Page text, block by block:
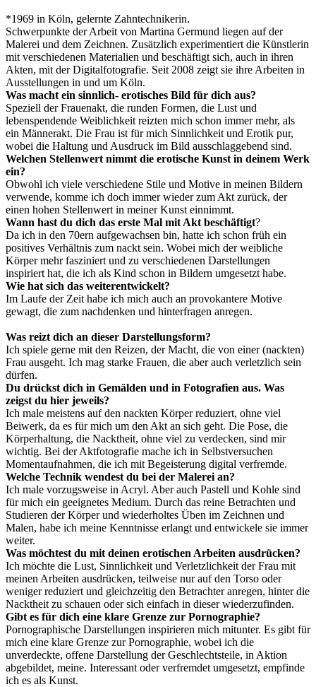
*1969 in Köln, gelernte Zahntechnikerin.
Schwerpunkte der Arbeit von Martina Germund liegen auf der
Malerei und dem Zeichnen. Zusätzlich experimentiert die Künstlerin
mit verschiedenen Materialien und beschäftigt sich, auch in ihren
Akten, mit der Digitalfotografie. Seit 2008 zeigt sie ihre Arbeiten in
Ausstellungen in und um Köln.
Was macht ein sinnlich- erotisches Bild für dich aus?
Speziell der Frauenakt, die runden Formen, die Lust und
lebenspendende Weiblichkeit reizten mich schon immer mehr, als
ein Männerakt. Die Frau ist für mich Sinnlichkeit und Erotik pur,
wobei die Haltung und Ausdruck im Bild ausschlaggebend sind.
Welchen Stellenwert nimmt die erotische Kunst in deinem Werk
ein?
Obwohl ich viele verschiedene Stile und Motive in meinen Bildern
verwende, komme ich doch immer wieder zum Akt zurück, der
einen hohen Stellenwert in meiner Kunst einnimmt.
Wann hast du dich das erste Mal mit Akt beschäftigt?
Da ich in den 70ern aufgewachsen bin, hatte ich schon früh ein
positives Verhältnis zum nackt sein. Wobei mich der weibliche
Körper mehr fasziniert und zu verschiedenen Darstellungen
inspiriert hat, die ich als Kind schon in Bildern umgesetzt habe.
Wie hat sich das weiterentwickelt?
Im Laufe der Zeit habe ich mich auch an provokantere Motive
gewagt, die zum nachdenken und hinterfragen anregen.
Was reizt dich an dieser Darstellungsform?
Ich spiele gerne mit den Reizen, der Macht, die von einer (nackten)
Frau ausgeht. Ich mag starke Frauen, die aber auch verletzlich sein
dürfen.
Du drückst dich in Gemälden und in Fotografien aus. Was
zeigst du hier jeweils?
Ich male meistens auf den nackten Körper reduziert, ohne viel
Beiwerk, da es für mich um den Akt an sich geht. Die Pose, die
Körperhaltung, die Nacktheit, ohne viel zu verdecken, sind mir
wichtig. Bei der Aktfotografie mache ich in Selbstversuchen
Momentaufnahmen, die ich mit Begeisterung digital verfremde.
Welche Technik wendest du bei der Malerei an?
Ich male vorzugsweise in Acryl. Aber auch Pastell und Kohle sind
für mich ein geeignetes Medium. Durch das reine Betrachten und
Studieren der Körper und wiederholtes Üben im Zeichnen und
Malen, habe ich meine Kenntnisse erlangt und entwickele sie immer
weiter.
Was möchtest du mit deinen erotischen Arbeiten ausdrücken?
Ich möchte die Lust, Sinnlichkeit und Verletzlichkeit der Frau mit
meinen Arbeiten ausdrücken, teilweise nur auf den Torso oder
weniger reduziert und gleichzeitig den Betrachter anregen, hinter die
Nacktheit zu schauen oder sich einfach in dieser wiederzufinden.
Gibt es für dich eine klare Grenze zur Pornographie?
Pornographische Darstellungen inspirieren mich mitunter. Es gibt für
mich eine klare Grenze zur Pornographie, wobei ich die
unverdeckte, offene Darstellung der Geschlechtsteile, in Aktion
abgebildet, meine. Interessant oder verfremdet umgesetzt, empfinde
ich es als Kunst.